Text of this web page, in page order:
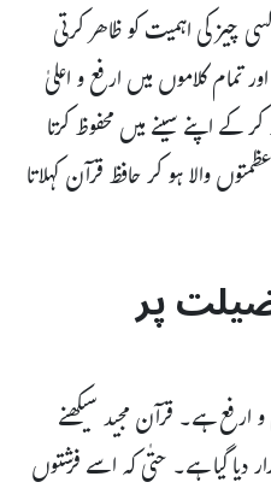
کی اہمیت کو ظاھر کرتی
تمام کلاموں میں ارفع و اعلیٰ
کے اپنے سینے میں محفوظ کرتا
والا ہو کر حافظ قرآن کہلاتا
پر
ارفع ہے۔ قرآن مجید سیکھنے
گیا ہے۔ حتٰی کہ اسے فرشتوں